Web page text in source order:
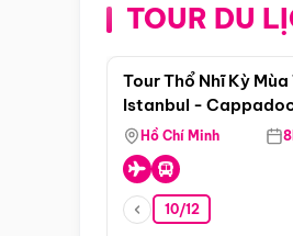
TOUR DU
Tour Thổ Nhĩ Kỳ Mùa
Istanbul -
Pamukkale
Hồ Chí Minh
10/12